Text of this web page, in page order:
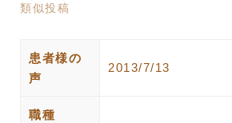
類似投稿
患者様の
声
2013/7/13
職種